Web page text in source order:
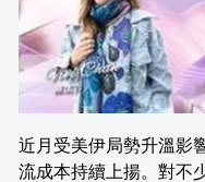
近月受美伊局勢升溫影
流成本持續上揚。對不